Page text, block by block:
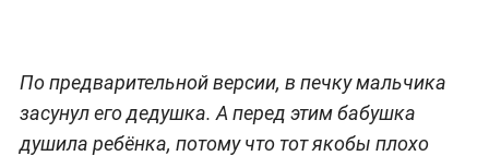
По предварительной версии, в печку мальчика
засунул его дедушка. А перед этим бабушка
душила ребёнка, потому что тот якобы плохо